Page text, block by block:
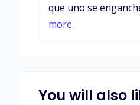
que uno se
seguir leyendo ,
more
You will also